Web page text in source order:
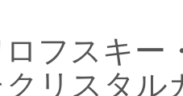
フスキー
クリスタ